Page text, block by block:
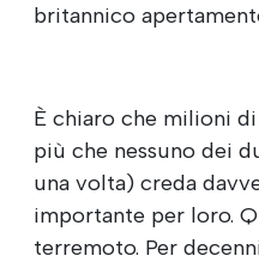
britannico
È chiaro che milioni
più che nessuno dei
una volta) creda
importante per loro.
terremoto. Per